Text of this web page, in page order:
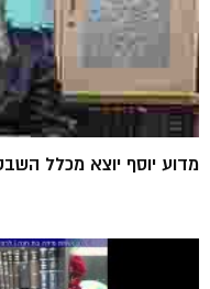
מדוע יוסף יוצא מכלל